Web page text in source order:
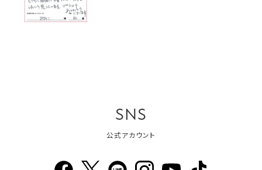
SNS
公式アカウント